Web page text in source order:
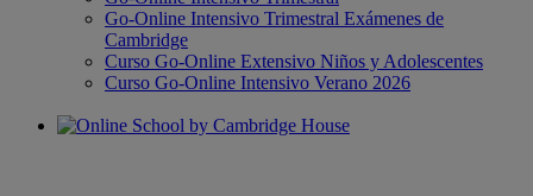
Go-Online Intensivo Trimestral Exámenes de
Cambridge
Curso Go-Online Extensivo Niños y Adolescentes
Curso Go-Online Intensivo Verano 2026